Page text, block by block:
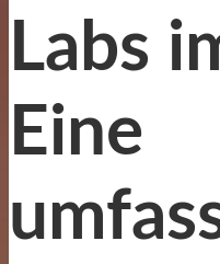
Labs
Eine